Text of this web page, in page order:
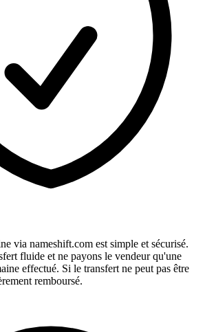
via nameshift.com est simple et sécurisé.
fluide et ne payons le vendeur qu'une
effectué. Si le transfert ne peut pas être
remboursé.